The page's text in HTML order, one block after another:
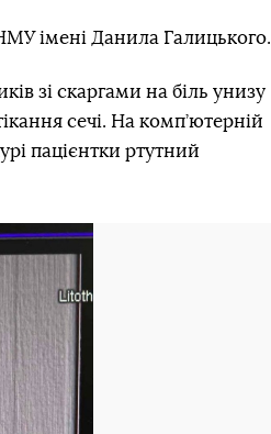
імені Данила Галицького.
зі скаргами на біль унизу
сечі. На комп’ютерній
пацієнтки ртутний